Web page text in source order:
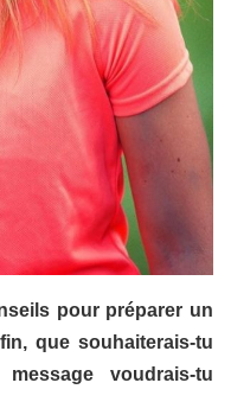
pour préparer un
que souhaiterais-tu
voudrais-tu